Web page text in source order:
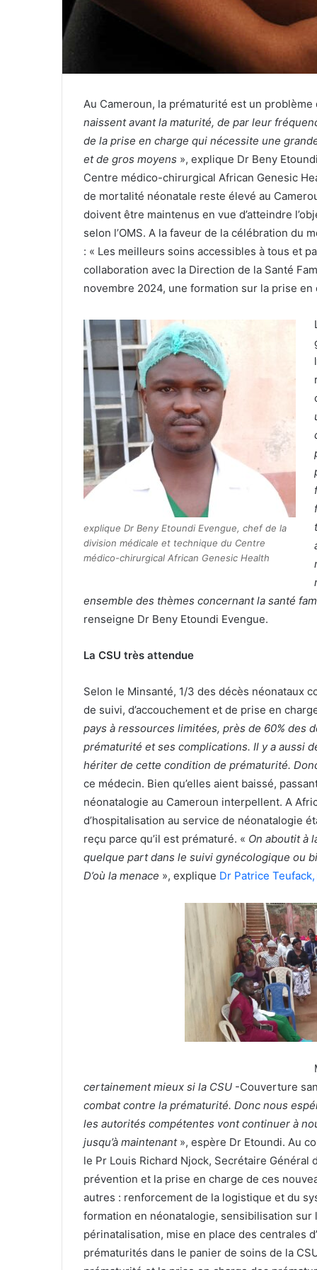
Au Cameroun, la prématurité est un
naissent avant la maturité, de par leur
de la prise en charge qui nécessite une
et de gros moyens », explique Dr Beny
Centre médico-chirurgical African Genesic
de mortalité néonatale reste élevé au
doivent être maintenus en vue d’atteindre
selon l’OMS. A la faveur de la célébration du
: « Les meilleurs soins accessibles à tous et
collaboration avec la Direction de la Santé
novembre 2024, une formation sur la prise en
explique Dr Beny Etoundi Evengue, chef de la
division médicale et technique du Centre
médico-chirurgical African Genesic Health
ensemble des thèmes concernant la santé
renseigne Dr Beny Etoundi Evengue.
La CSU très attendue
Selon le Minsanté, 1/3 des décès néonataux
de suivi, d’accouchement et de prise en
pays à ressources limitées, près de 60% des
prématurité et ses complications. Il y a aussi
hériter de cette condition de prématurité.
ce médecin. Bien qu’elles aient baissé,
néonatalogie au Cameroun interpellent. A
d’hospitalisation au service de néonatalogie
reçu parce qu’il est prématuré. « On aboutit à
quelque part dans le suivi gynécologique ou
D’où la menace », explique Dr Patrice
certainement mieux si la CSU -Couverture
combat contre la prématurité. Donc nous
les autorités compétentes vont continuer à
jusqu’à maintenant», espère Dr Etoundi. Au
le Pr Louis Richard Njock, Secrétaire
prévention et la prise en charge de ces
autres : renforcement de la logistique et du
formation en néonatalogie, sensibilisation
périnatalisation, mise en place des centrales
prématurités dans le panier de soins de la